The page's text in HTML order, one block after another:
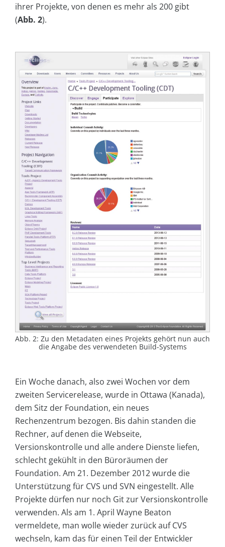
ihrer Projekte, von denen es mehr als 200 gibt
(Abb. 2).
Abb. 2: Zu den Metadaten eines Projekts gehört nun auch
die Angabe des verwendeten Build-Systems
Ein Woche danach, also zwei Wochen vor dem
zweiten Servicerelease, wurde in Ottawa (Kanada),
dem Sitz der Foundation, ein neues
Rechenzentrum bezogen. Bis dahin standen die
Rechner, auf denen die Webseite,
Versionskontrolle und alle andere Dienste liefen,
schlecht gekühlt in den Büroräumen der
Foundation. Am 21. Dezember 2012 wurde die
Unterstützung für CVS und SVN eingestellt. Alle
Projekte dürfen nur noch Git zur Versionskontrolle
verwenden. Als am 1. April Wayne Beaton
vermeldete, man wolle wieder zurück auf CVS
wechseln, kam das für einen Teil der Entwickler